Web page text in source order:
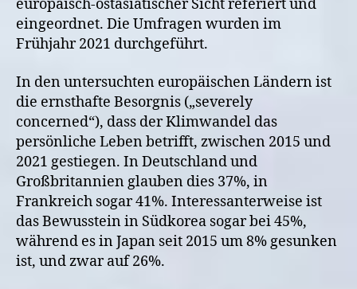
europäisch-ostasiatischer Sicht referiert und
eingeordnet. Die Umfragen wurden im
Frühjahr 2021 durchgeführt.
In den untersuchten europäischen Ländern ist
die ernsthafte Besorgnis („severely
concerned“), dass der Klimwandel das
persönliche Leben betrifft, zwischen 2015 und
2021 gestiegen. In Deutschland und
Großbritannien glauben dies 37%, in
Frankreich sogar 41%. Interessanterweise ist
das Bewusstein in Südkorea sogar bei 45%,
während es in Japan seit 2015 um 8% gesunken
ist, und zwar auf 26%.